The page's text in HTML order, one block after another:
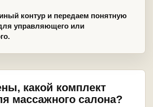
контур и передаем понятную
управляющего или
какой комплект
массажного салона?